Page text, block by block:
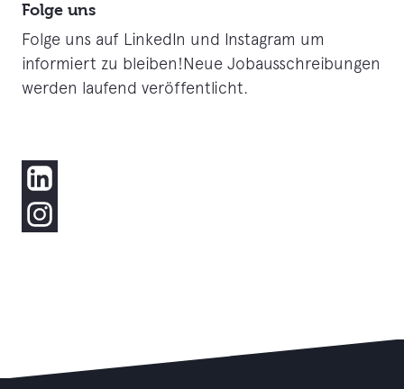
Folge uns
Folge uns auf LinkedIn und Instagram um
informiert zu bleiben!Neue Jobausschreibungen
werden laufend veröffentlicht.